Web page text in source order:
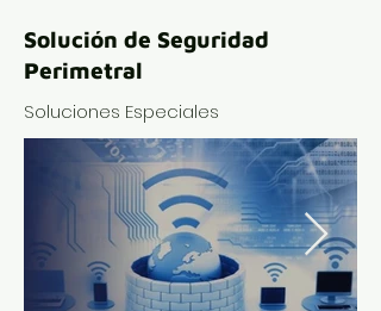
Solución de Seguridad
Perimetral
Soluciones Especiales